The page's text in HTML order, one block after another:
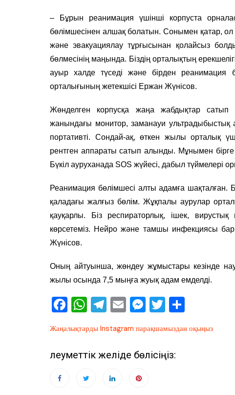
– Бұрын реанимация үшінші корпуста
бөлімшесінен алшақ болатын. Сонымен қатар, ол
және эвакуациялау тұрғысынан қолайсыз
бөлмесінің маңында. Біздің орталықтың
ауыр халде түседі және бірден реанимация
орталығының жетекшісі Ержан Жүнісов.
Жөнделген корпусқа жаңа жабдықтар сатып
жанындағы монитор, заманауи ультрадыбыстық
портативті. Сондай-ақ, өткен жылы орталық
рентген аппараты сатып алынды. Мұнымен
Бүкіл ауруханада SOS жүйесі, дабыл түймелері
Реанимация бөлімшесі алты адамға шақталған.
қаладағы жалғыз бөлім. Жұқпалы аурулар
қауқарлы. Біз респираторлық, ішек,
көрсетеміз. Нейро және тамшы инфекциясы
Жүнісов.
Оның айтуынша, жөндеу жұмыстары кезінде
жылы осында 7,5 мыңға жуық адам емделді.
F
c
e
W
at
s
p
T
e
gr
m
E
ai
l
M
ss
e
T
tt
er
ра
Жаңалықтарды Instagram парақшамыздан оқыңыз
Әлеуметтік желіде бөлісіңіз: